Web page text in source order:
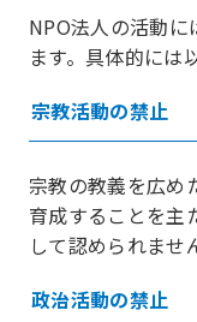
NPO法人の活動に
ます。具体的には
宗教活動の禁止
宗教の教義を広め
育成することを主
して認められませ
政治活動の禁止